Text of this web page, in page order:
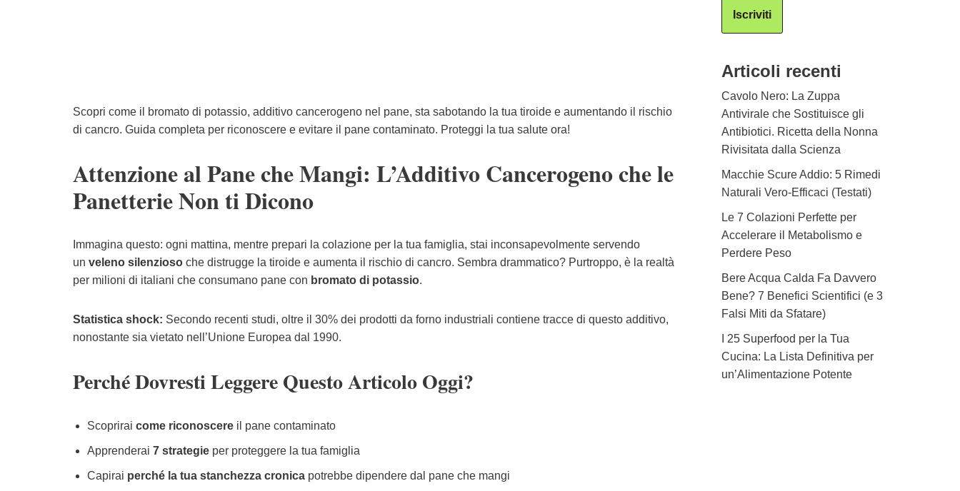
Scopri come il bromato di potassio, additivo cancerogeno nel pane, sta sabotando la tua tiroide e aumentando il rischio
di cancro. Guida completa per riconoscere e evitare il pane contaminato. Proteggi la tua salute ora!
Attenzione al Pane che Mangi: L’Additivo Cancerogeno che le
Panetterie Non ti Dicono
Immagina questo: ogni mattina, mentre prepari la colazione per la tua famiglia, stai inconsapevolmente servendo
un veleno silenzioso che distrugge la tiroide e aumenta il rischio di cancro. Sembra drammatico? Purtroppo, è la realtà
per milioni di italiani che consumano pane con bromato di potassio.
Statistica shock: Secondo recenti studi, oltre il 30% dei prodotti da forno industriali contiene tracce di questo additivo,
nonostante sia vietato nell’Unione Europea dal 1990.
Perché Dovresti Leggere Questo Articolo Oggi?
Scoprirai come riconoscere il pane contaminato
Apprenderai 7 strategie per proteggere la tua famiglia
Capirai perché la tua stanchezza cronica potrebbe dipendere dal pane che mangi
Iscriviti
Articoli recenti
Cavolo Nero: La Zuppa
Antivirale che Sostituisce gli
Antibiotici. Ricetta della Nonna
Rivisitata dalla Scienza
Macchie Scure Addio: 5 Rimedi
Naturali Vero-Efficaci (Testati)
Le 7 Colazioni Perfette per
Accelerare il Metabolismo e
Perdere Peso
Bere Acqua Calda Fa Davvero
Bene? 7 Benefici Scientifici (e 3
Falsi Miti da Sfatare)
I 25 Superfood per la Tua
Cucina: La Lista Definitiva per
un’Alimentazione Potente